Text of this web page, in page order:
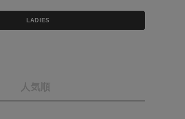
BINGOYAについて
採用情報
LADIES
人気順